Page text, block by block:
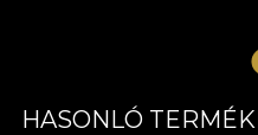
HASONLÓ